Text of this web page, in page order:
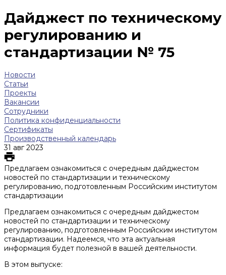
Дайджест по техническому
регулированию и
стандартизации № 75
Новости
Статьи
Проекты
Вакансии
Сотрудники
Политика конфиденциальности
Сертификаты
Производственный календарь
31 авг 2023
Предлагаем ознакомиться с очередным дайджестом
новостей по стандартизации и техническому
регулированию, подготовленным Российским институтом
стандартизации
Предлагаем ознакомиться с очередным дайджестом
новостей по стандартизации и техническому
регулированию, подготовленным Российским институтом
стандартизации. Надеемся, что эта актуальная
информация будет полезной в вашей деятельности.
В этом выпуске: